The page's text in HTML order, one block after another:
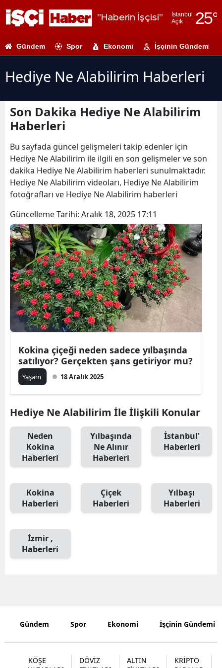
"Haberin İşçisi"
İstanbul
Açık
25°
Adıyaman
Amasya
Antalya
Artvin
Bilecik
Bingöl
Bitlis
Bolu
Burdur
Bursa
Çanakkale
Çorum
Denizli
Diyarbakır
Edirne
Erzincan
Hakkari
Hatay
Isparta
Gündem Spor Ekonomi İşçinin Gündemi
Hediye Ne Alabilirim Haberleri
Son Dakika Hediye Ne Alabilirim
Haberleri
Bu sayfada güncel gelişmeleri takip edenler için
Hediye Ne Alabilirim ile ilgili en son gelişmeler ve son
dakika Hediye Ne Alabilirim haberleri sunulmaktadır.
Hediye Ne Alabilirim videoları, Hediye Ne Alabilirim
fotoğrafları ve Hediye Ne Alabilirim haberleri
Güncelleme Tarihi: Aralık 18, 2025 17:11
Kokina çiçeği neden sadece yılbaşında
satılıyor? Gerçekten şans getiriyor mu?
Yaşam 18 Aralık 2025
Hediye Ne Alabilirim İle İlişkili Konular
Neden
Kokina
Haberleri
Yılbaşında
Ne Alınır
Haberleri
İstanbul'
Haberleri
Kokina
Haberleri
Çiçek
Haberleri
Yılbaşı
Haberleri
İzmir ,
Haberleri
Gündem Spor Ekonomi İşçinin Gündemi
KÖŞE
DÖVİZ
ALTIN
KRİPTO